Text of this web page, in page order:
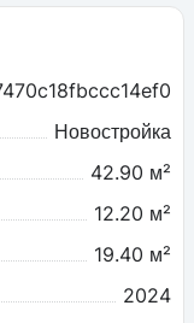
Новостройка
42.90 м²
12.20 м²
19.40 м²
2024